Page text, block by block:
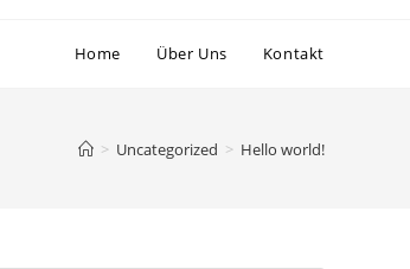
Home Über Uns Kontakt
> Uncategorized > Hello world!